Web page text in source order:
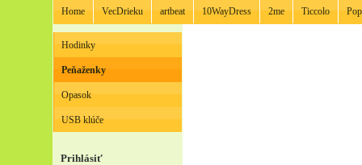
Home VecDrieku artbeat 10WayDress 2me Ticcolo
Hodinky
Peňaženky
Opasok
USB klúče
Prihlásiť